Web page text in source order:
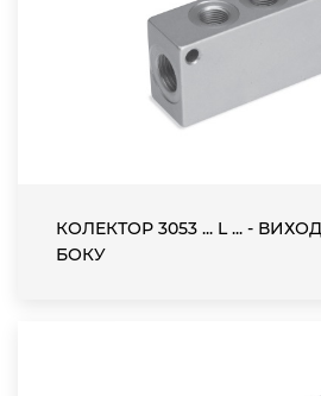
КОЛЕКТОР 3053 ... L ... -
БОКУ